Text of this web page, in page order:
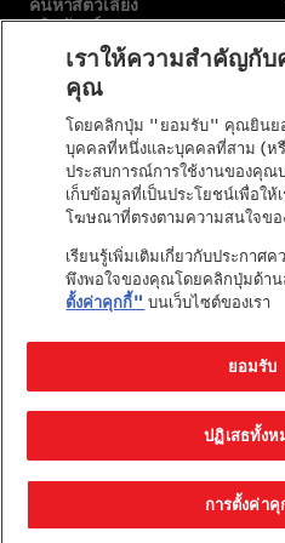
ค้นหาสัตว์เลี้ยง
ผลิตภัณฑ์
แบรนด์ของเรา
เกี่ยวกับเรา
พันธกิจของเรา
เรื่องราวของเรา
คำมั่นสัญญาของเพียวริน่า
เพียวริน่าในชุมชน
©Reg.
Terms & Conditions
© 2026 Purina. All
เราให้ความสำคัญกั
คุณ
โดยคลิกปุ่ม "ยอมรับ" คุณยินย
บุคคลที่หนึ่งและบุคคลที่สาม (ห
ประสบการณ์การใช้งานของคุณ
เก็บข้อมูลที่เป็นประโยชน์เพื่อให้
โฆษณาที่ตรงตามความสนใจข
เรียนรู้เพิ่มเติมเกี่ยวกับประกาศ
พึงพอใจของคุณโดยคลิกปุ่มด้าน
ตั้งค่าคุกกี้" บนเว็บไซต์ของเรา
การตั้งค่าคุ
ปฏิเสธทั้งห
ยอมรับ